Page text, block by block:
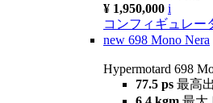
¥ 1,950,000 i
コンフィギュレー
new 698 Mono Nera
Hypermotard 698
77.5 ps 最高